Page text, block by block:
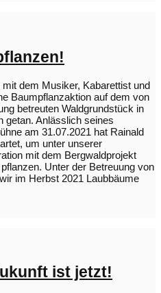
dem Musiker, Kabarettist und
Baumpflanzaktion auf dem von
betreuten Waldgrundstück in
getan. Anlässlich seines
am 31.07.2021 hat Rainald
um unter unserer
mit dem Bergwaldprojekt
Unter der Betreuung von
im Herbst 2021 Laubbäume
ist jetzt!